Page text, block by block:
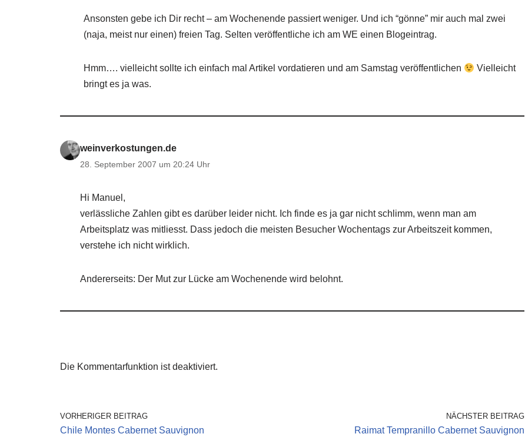
Ansonsten gebe ich Dir recht – am Wochenende passiert weniger. Und ich “gönne” mir auch mal zwei
(naja, meist nur einen) freien Tag. Selten veröffentliche ich am WE einen Blogeintrag.
Hmm…. vielleicht sollte ich einfach mal Artikel vordatieren und am Samstag veröffentlichen
Vielleicht
bringt es ja was.
weinverkostungen.de
28. September 2007 um 20:24 Uhr
Hi Manuel,
verlässliche Zahlen gibt es darüber leider nicht. Ich finde es ja gar nicht schlimm, wenn man am
Arbeitsplatz was mitliesst. Dass jedoch die meisten Besucher Wochentags zur Arbeitszeit kommen,
verstehe ich nicht wirklich.
Andererseits: Der Mut zur Lücke am Wochenende wird belohnt.
Die Kommentarfunktion ist deaktiviert.
VORHERIGER BEITRAG
Chile Montes Cabernet Sauvignon
NÄCHSTER BEITRAG
Raimat Tempranillo Cabernet Sauvignon